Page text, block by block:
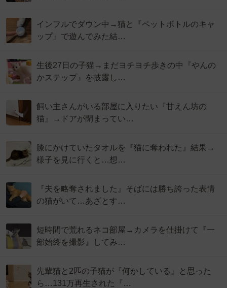
インフルでダウン中→猫と『ペットボトルのキャ
ップ』で遊んでみた結…
生後27日の子猫→まだヨチヨチ歩きの中『やんの
かステップ』を披露し…
飼い主さんがいる部屋に入りたい『甘えん坊の
猫』→ドアが閉まってい…
膝にかけていたタオルを『猫に奪われた』結果→
様子を見に行くと…想…
『夫を略奪されました』そばには勝ち誇った表情
の猫がいて…あざとす…
短時間で荒れるネコ部屋→カメラを仕掛けて『一
部始終を撮影』してみ…
先輩猫と2匹の子猫が『何かしている』と思った
ら…131万再生された『…